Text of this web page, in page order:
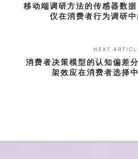
移动端调研方法的传感器数
仪在消费者行为调研
NEXT
消费者决策模型的认知偏差
架效应在消费者选择